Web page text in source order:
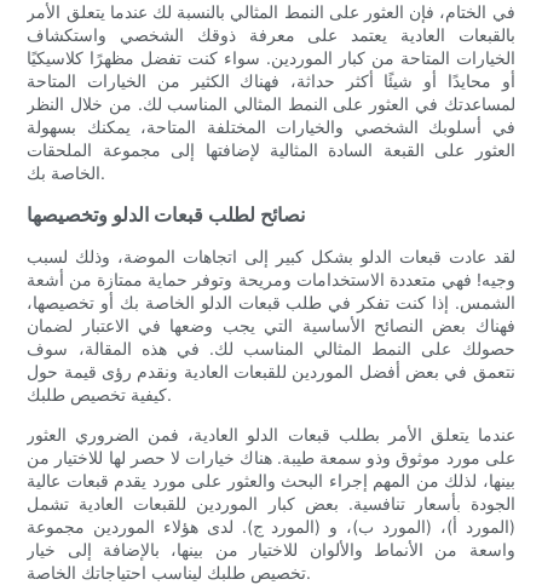
في الختام، فإن العثور على النمط المثالي بالنسبة لك عندما يتعلق الأمر
بالقبعات العادية يعتمد على معرفة ذوقك الشخصي واستكشاف
الخيارات المتاحة من كبار الموردين. سواء كنت تفضل مظهرًا كلاسيكيًا
أو محايدًا أو شيئًا أكثر حداثة، فهناك الكثير من الخيارات المتاحة
لمساعدتك في العثور على النمط المثالي المناسب لك. من خلال النظر
في أسلوبك الشخصي والخيارات المختلفة المتاحة، يمكنك بسهولة
العثور على القبعة السادة المثالية لإضافتها إلى مجموعة الملحقات
الخاصة بك.
نصائح لطلب قبعات الدلو وتخصيصها
لقد عادت قبعات الدلو بشكل كبير إلى اتجاهات الموضة، وذلك لسبب
وجيه! فهي متعددة الاستخدامات ومريحة وتوفر حماية ممتازة من أشعة
الشمس. إذا كنت تفكر في طلب قبعات الدلو الخاصة بك أو تخصيصها،
فهناك بعض النصائح الأساسية التي يجب وضعها في الاعتبار لضمان
حصولك على النمط المثالي المناسب لك. في هذه المقالة، سوف
نتعمق في بعض أفضل الموردين للقبعات العادية ونقدم رؤى قيمة حول
كيفية تخصيص طلبك.
عندما يتعلق الأمر بطلب قبعات الدلو العادية، فمن الضروري العثور
على مورد موثوق وذو سمعة طيبة. هناك خيارات لا حصر لها للاختيار من
بينها، لذلك من المهم إجراء البحث والعثور على مورد يقدم قبعات عالية
الجودة بأسعار تنافسية. بعض كبار الموردين للقبعات العادية تشمل
(المورد أ)، (المورد ب)، و (المورد ج). لدى هؤلاء الموردين مجموعة
واسعة من الأنماط والألوان للاختيار من بينها، بالإضافة إلى خيار
تخصيص طلبك ليناسب احتياجاتك الخاصة.